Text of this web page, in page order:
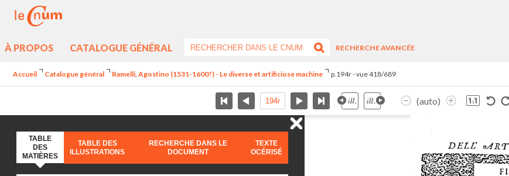
À PROPOS CATALOGUE GÉNÉRAL
RECHERCHE AVANCÉE
Accueil Catalogue général Ramelli, Agostino (1531-1600?) - Le diverse et artificiose machine p.194r - vue 418/689
(auto)
TABLE
DES
MATIÈRES
TABLE DES
ILLUSTRATIONS
RECHERCHE DANS LE
DOCUMENT
TEXTE
OCÉRISÉ